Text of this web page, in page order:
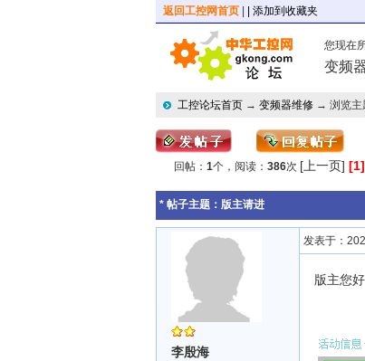
返回工控网首页 | 添加到收藏夹
您现在
变频
工控论坛首页 → 变频器维修 → 浏览主
回帖： 1个，阅读： 386次 [上一页] [1]
* 帖子主题： 版主请进
李殷海
发表于：
版主您